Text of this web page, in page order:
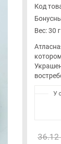
Код
Вес: 30 г
36.12